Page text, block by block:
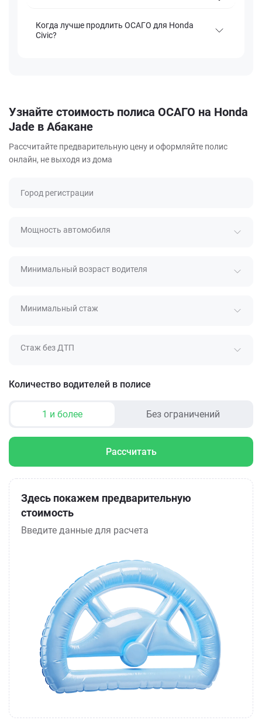
Когда лучше продлить ОСАГО для Honda
Civic?
Узнайте стоимость полиса ОСАГО на Honda
Jade в Абакане
Рассчитайте предварительную цену и оформляйте полис
онлайн, не выходя из дома
Город регистрации
Мощность автомобиля
Минимальный возраст водителя
Минимальный стаж
Стаж без ДТП
Количество водителей в полисе
1 и более Без ограничений
Рассчитать
Здесь покажем предварительную
стоимость
Введите данные для расчета